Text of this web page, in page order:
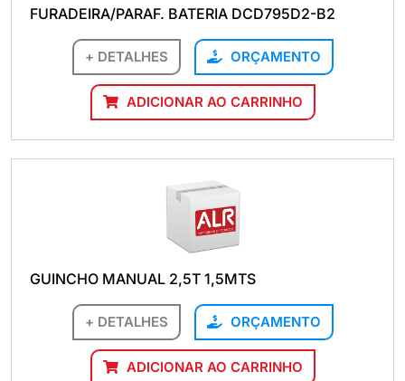
FURADEIRA/PARAF. BATERIA DCD795D2-B2
+ DETALHES ORÇAMENTO
ADICIONAR AO CARRINHO
GUINCHO MANUAL 2,5T 1,5MTS
+ DETALHES ORÇAMENTO
ADICIONAR AO CARRINHO